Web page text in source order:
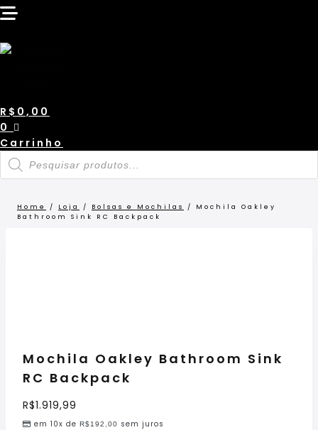
Pular
para
Conteúdo
R$ 0,00
0
Carrinho
Pesquisar
produtos
Home / Loja / Bolsas e Mochilas /
Mochila Oakley
Bathroom Sink RC Backpack
Mochila Oakley Bathroom Sink
RC Backpack
R$1.919,99
em 10x de R$192,00 sem juros